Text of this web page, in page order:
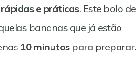
rápidas e práticas. Este bolo de
bananas que já estão
10 minutospara preparar.